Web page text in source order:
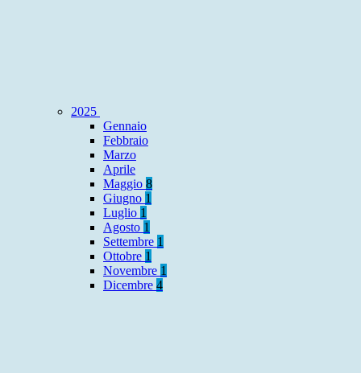
2025
Gennaio
Febbraio
Marzo
Aprile
Maggio 8
Giugno 1
Luglio 1
Agosto 1
Settembre 1
Ottobre 1
Novembre 1
Dicembre 4